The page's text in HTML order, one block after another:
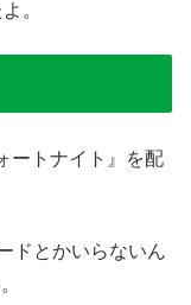
。
ートナイト』を配
ドとかいらないん